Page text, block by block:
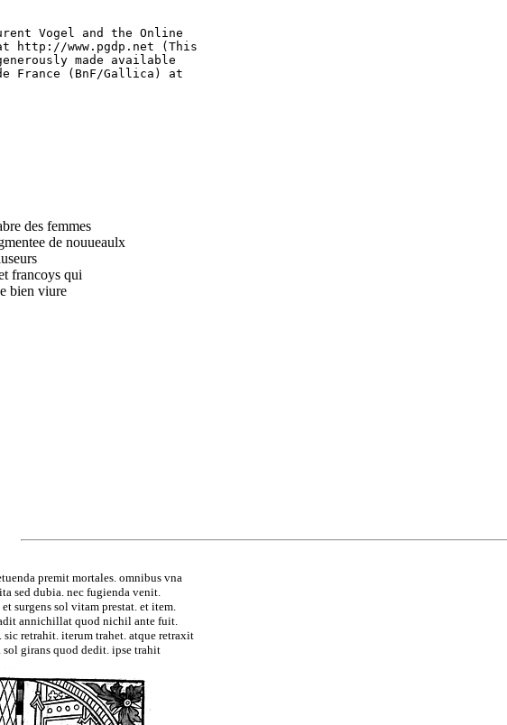
Vogel and the Online
http://www.pgdp.net (This
made available
France (BnF/Gallica) at
des femmes
de nouueaulx
francoys qui
bien viure
premit mortales. omnibus vna
sed dubia. nec fugienda venit.
surgens sol vitam prestat. et item.
annichillat quod nichil ante fuit.
sic retrahit. iterum trahet. atque retraxit
sol girans quod dedit. ipse trahit